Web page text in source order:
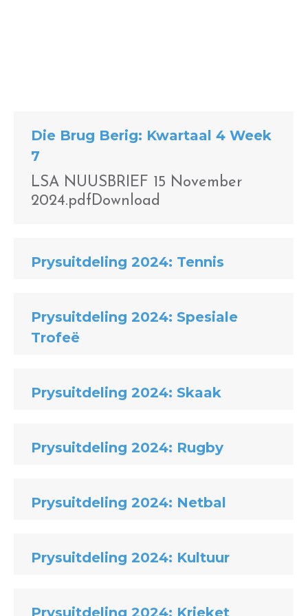
Die Brug Berig: Kwartaal 4 Week
7
LSA NUUSBRIEF 15 November
2024.pdfDownload
Prysuitdeling 2024: Tennis
Prysuitdeling 2024: Spesiale
Trofeë
Prysuitdeling 2024: Skaak
Prysuitdeling 2024: Rugby
Prysuitdeling 2024: Netbal
Prysuitdeling 2024: Kultuur
Prysuitdeling 2024: Krieket